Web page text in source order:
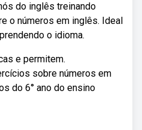
do inglês treinando
o números em inglês. Ideal
o idioma.
e permitem.
sobre números em
do 6° ano do ensino